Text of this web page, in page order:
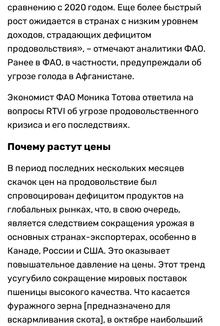
сравнению с 2020 годом. Еще более быстрый
рост ожидается в странах с низким уровнем
доходов, страдающих дефицитом
продовольствия», – отмечают аналитики ФАО.
Ранее в ФАО, в частности, предупреждали об
угрозе голода в Афганистане.
Экономист ФАО Моника Тотова ответила на
вопросы RTVI об угрозе продовольственного
кризиса и его последствиях.
Почему растут цены
В период последних нескольких месяцев
скачок цен на продовольствие был
спровоцирован дефицитом продуктов на
глобальных рынках, что, в свою очередь,
является следствием сокращения урожая в
основных странах-экспортерах, особенно в
Канаде, России и США. Это оказывает
повышательное давление на цены. Этот тренд
усугубило сокращение мировых поставок
пшеницы высокого качества. Что касается
фуражного зерна [предназначено для
вскармливания скота], в октябре наибольший